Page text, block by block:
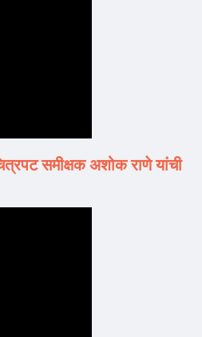
समीक्षक अशोक राणे यांची